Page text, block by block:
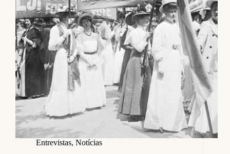
Entrevistas, Notícias